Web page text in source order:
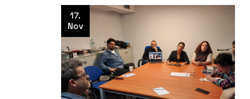
17.
Nov